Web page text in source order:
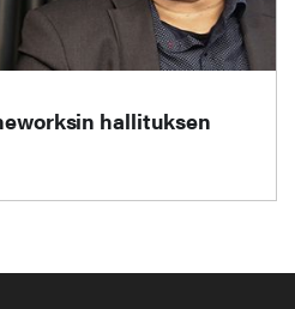
hallituksen